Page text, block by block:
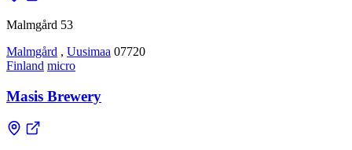
Malmgård 53
Malmgård , Uusimaa 07720
Finland micro
Masis Brewery